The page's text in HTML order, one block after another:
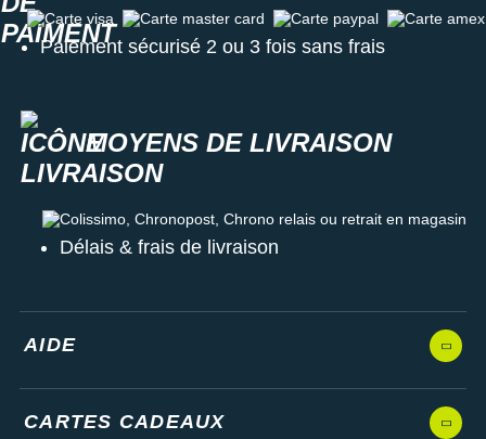
Carte visa Carte master card Carte paypal Carte amex
Paiement sécurisé 2 ou 3 fois sans frais
MOYENS DE LIVRAISON
Colissimo, Chronopost, Chrono relais ou retrait en magasin
Délais & frais de livraison
AIDE
CARTES CADEAUX